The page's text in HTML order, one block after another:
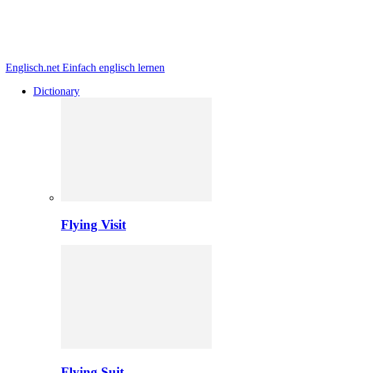
Englisch.net Einfach englisch lernen
Dictionary
Flying Visit